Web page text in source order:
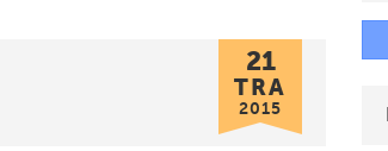
21
TRA
2015